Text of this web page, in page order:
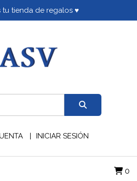
tu tienda de regalos ♥
INICIAR SESIÓN
0